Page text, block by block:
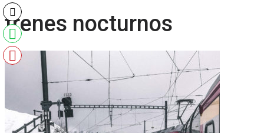
trenes nocturnos